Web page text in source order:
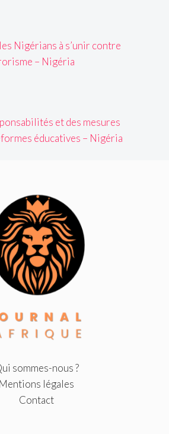
Nigérians à s’unir contre
– Nigéria
et des mesures
éducatives – Nigéria
sommes-nous ?
Mentions légales
Contact